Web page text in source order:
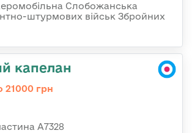
Слобожанська
штурмових військ Збройних
капелан
21000 грн
А7328